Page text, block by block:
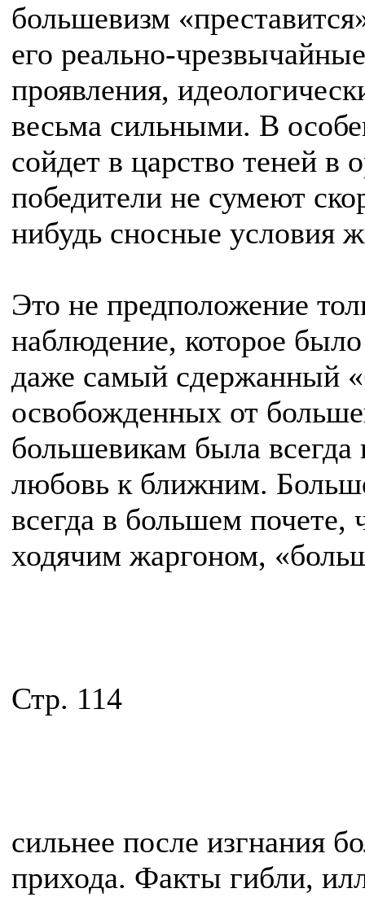
большевизм
его реально-
проявления,
весьма сильными. В
сойдет в царство теней в
победители не сумеют
нибудь сносные условия
Это не предположение
наблюдение, которое
даже самый сдержанный
освобожденных от
большевикам была
любовь к ближним.
всегда в большем
ходячим жаргоном,
Стр. 114
сильнее после изгнания
прихода. Факты гибли,